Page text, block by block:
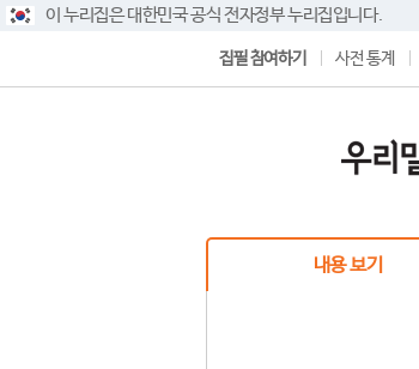
이 누리집은 대한민국 공식 전자정부 누리집입니다.
집필 참여하기 사전 통계
내용 보기